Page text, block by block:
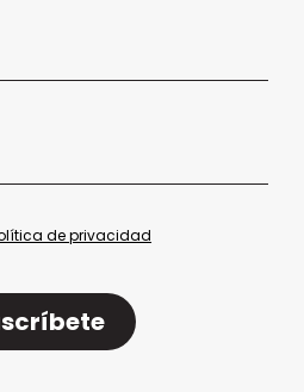
al boletín
de privacidad